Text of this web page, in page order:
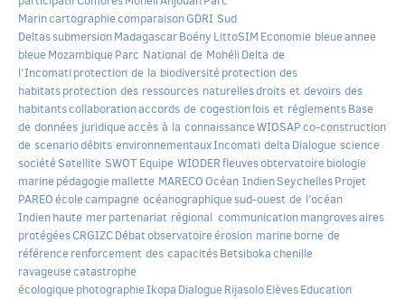
MarincartographiecomparaisonGDRI Sud
DeltassubmersionMadagascarBoény LittoSIM Economie bleueannee
bleueMozambiqueParc National de MohéliDelta de
l'Incomatiprotection de la biodiversitéprotection des
habitatsprotection des ressources naturellesdroits et devoirs des
habitantscollaborationaccords de cogestionlois et réglementsBase
de données juridiqueaccès à la connaissanceWIOSAPco-construction
de scenariodébits environnementauxIncomati delta Dialogue science
sociétéSatellite SWOTEquipe WIODERfleuvesobtervatoirebiologie
marinepédagogiemallette MARECOOcéan IndienSeychellesProjet
PAREOécolecampagne océanographiquesud-ouest de l’océan
Indienhaute merpartenariat régional communicationmangrovesaires
protégéesCRGIZCDébatobservatoireérosion marineborne de
référencerenforcement des capacitésBetsibokachenille
ravageusecatastrophe
écologiquephotographieIkopa DialogueRijasoloElèvesEducation